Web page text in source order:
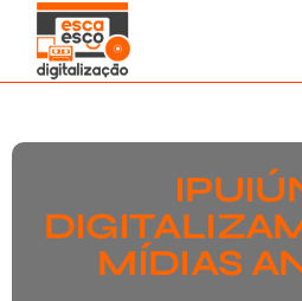
MÍDIAS